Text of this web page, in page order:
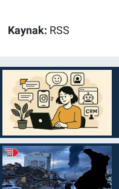
Kaynak: RSS